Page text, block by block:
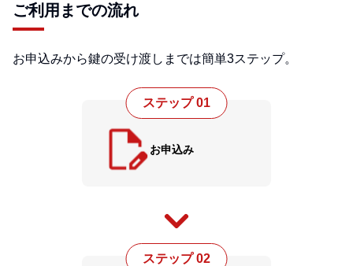
ご利用までの流れ
お申込みから鍵の受け渡しまでは簡単3ステップ。
ステップ 01
お申込み
ステップ 02